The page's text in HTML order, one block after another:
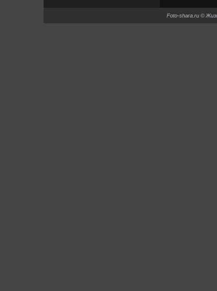
Foto-shara.ru ©